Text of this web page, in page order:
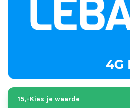
15,-Kies je waarde